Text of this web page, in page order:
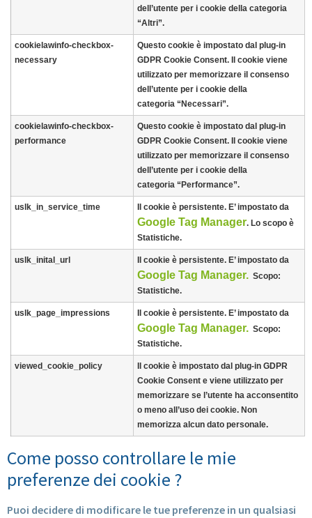
dell’utente per i cookie della categoria
“Altri”.
cookielawinfo-checkbox-
necessary
Questo cookie è impostato dal plug-in
GDPR Cookie Consent. Il cookie viene
utilizzato per memorizzare il consenso
dell’utente per i cookie della
categoria “Necessari”.
cookielawinfo-checkbox-
performance
Questo cookie è impostato dal plug-in
GDPR Cookie Consent. Il cookie viene
utilizzato per memorizzare il consenso
dell’utente per i cookie della
categoria “Performance”.
uslk_in_service_time Il cookie è persistente. E’ impostato da
Google Tag Manager. Lo scopo è
Statistiche.
uslk_inital_url Il cookie è persistente. E’ impostato da
Google Tag Manager. Scopo:
Statistiche.
uslk_page_impressions Il cookie è persistente. E’ impostato da
Google Tag Manager. Scopo:
Statistiche.
viewed_cookie_policy
Il cookie è impostato dal plug-in GDPR
Cookie Consent e viene utilizzato per
memorizzare se l’utente ha acconsentito
o meno all’uso dei cookie. Non
memorizza alcun dato personale.
Come posso controllare le mie
preferenze dei cookie ?
Puoi decidere di modificare le tue preferenze in un qualsiasi